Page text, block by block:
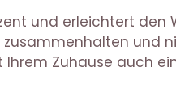
und erleichtert
und
Zuhause auch